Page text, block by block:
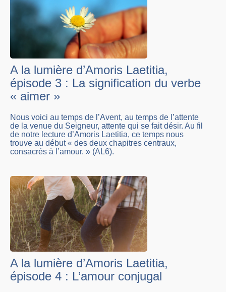
A la lumière d’Amoris Laetitia,
épisode 3 : La signification du verbe
« aimer »
Nous voici au temps de l’Avent, au temps de l’attente
de la venue du Seigneur, attente qui se fait désir. Au fil
de notre lecture d’Amoris Laetitia, ce temps nous
trouve au début « des deux chapitres centraux,
consacrés à l’amour. » (AL6).
A la lumière d’Amoris Laetitia,
épisode 4 : L’amour conjugal